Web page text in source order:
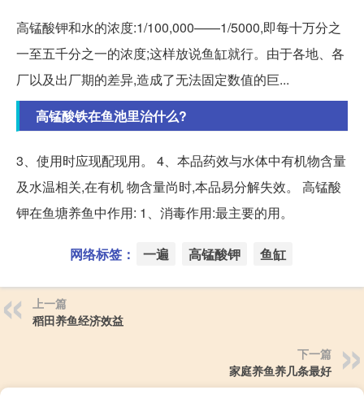
高锰酸钾和水的浓度:1/100,000——1/5000,即每十万分之
一至五千分之一的浓度;这样放说鱼缸就行。由于各地、各
厂以及出厂期的差异,造成了无法固定数值的巨...
高锰酸铁在鱼池里治什么?
3、使用时应现配现用。 4、本品药效与水体中有机物含量
及水温相关,在有机 物含量尚时,本品易分解失效。 高锰酸
钾在鱼塘养鱼中作用: 1、消毒作用:最主要的用。
网络标签： 一遍 高锰酸钾 鱼缸
上一篇
稻田养鱼经济效益
下一篇
家庭养鱼养几条最好